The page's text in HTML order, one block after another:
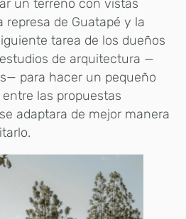
un terreno con vistas
represa de Guatapé y la
tarea de los dueños
de arquitectura —
para hacer un pequeño
las propuestas
adaptara de mejor manera